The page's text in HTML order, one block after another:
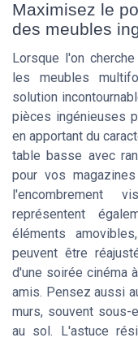
Maximisez le
des meubles
Lorsque l'on
les meubles
solution
pièces ingénieuses
en apportant du
table basse avec
pour vos
l'encombrement
représentent
éléments
peuvent être
d'une soirée cinéma
amis. Pensez aussi
murs, souvent
au sol. L'astuce